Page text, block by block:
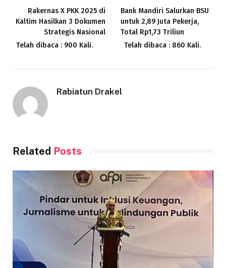
Rakernas X PKK 2025 di
Kaltim Hasilkan 3 Dokumen
Strategis Nasional
Telah dibaca : 900 Kali.
Bank Mandiri Salurkan BSU
untuk 2,89 Juta Pekerja,
Total Rp1,73 Triliun
Telah dibaca : 860 Kali.
Rabiatun Drakel
Related Posts